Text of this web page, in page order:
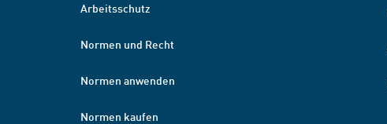
Arbeitsschutz
Normen und Recht
Normen anwenden
Normen kaufen